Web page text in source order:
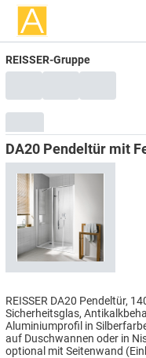
REISSER-Gruppe
DA20 Pendeltür mit
REISSER DA20 Pendeltür,
Sicherheitsglas,
Aluminiumprofil in
auf Duschwannen oder in
optional mit Seitenwand